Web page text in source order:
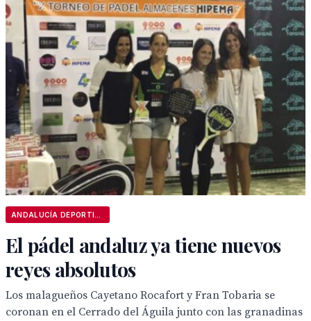
El pádel andaluz ya tiene nuevos
reyes absolutos
Los malagueños Cayetano Rocafort y Fran Tobaria se
coronan en el Cerrado del Águila junto con las granadinas